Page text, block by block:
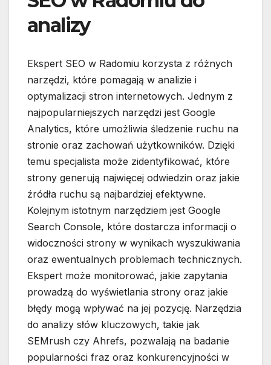
analizy
Ekspert SEO w Radomiu korzysta z różnych
narzędzi, które pomagają w analizie i
optymalizacji stron internetowych. Jednym z
najpopularniejszych narzędzi jest Google
Analytics, które umożliwia śledzenie ruchu na
stronie oraz zachowań użytkowników. Dzięki
temu specjalista może zidentyfikować, które
strony generują najwięcej odwiedzin oraz jakie
źródła ruchu są najbardziej efektywne.
Kolejnym istotnym narzędziem jest Google
Search Console, które dostarcza informacji o
widoczności strony w wynikach wyszukiwania
oraz ewentualnych problemach technicznych.
Ekspert może monitorować, jakie zapytania
prowadzą do wyświetlania strony oraz jakie
błędy mogą wpływać na jej pozycję. Narzędzia
do analizy słów kluczowych, takie jak
SEMrush czy Ahrefs, pozwalają na badanie
popularności fraz oraz konkurencyjności w